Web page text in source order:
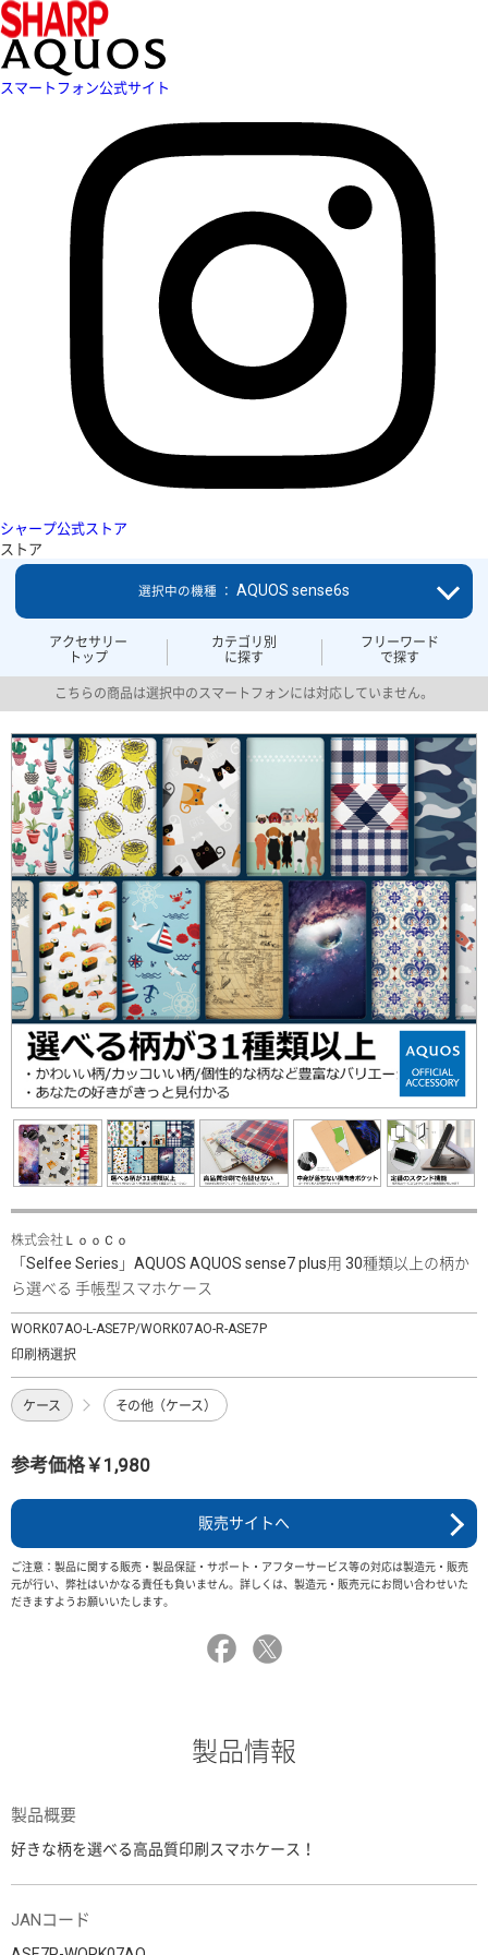
スマートフォン公式サイト
シャープ公式ストア
ストア
アクセサリー
トップ
カテゴリ別
に探す
フリーワード
で探す
選択中の機種 ： AQUOS sense6s
こちらの商品は選択中のスマートフォンには対応していません。
株式会社ＬｏｏＣｏ
「Selfee Series」AQUOS AQUOS sense7 plus用 30種類以上の柄か
ら選べる 手帳型スマホケース
WORK07AO-L-ASE7P/WORK07AO-R-ASE7P
印刷柄選択
ケース その他（ケース）
参考価格￥1,980
販売サイトへ
ご注意：製品に関する販売・製品保証・サポート・アフターサービス等の対応は製造元・販売
元が行い、弊社はいかなる責任も負いません。詳しくは、製造元・販売元にお問い合わせいた
だきますようお願いいたします。
製品情報
製品概要
好きな柄を選べる高品質印刷スマホケース！
JANコード